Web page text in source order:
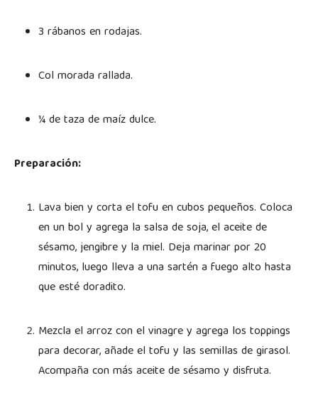
3 rábanos en rodajas.
Col morada rallada.
¼ de taza de maíz dulce.
Preparación:
Lava bien y corta el tofu en cubos pequeños. Coloca
en un bol y agrega la salsa de soja, el aceite de
sésamo, jengibre y la miel. Deja marinar por 20
minutos, luego lleva a una sartén a fuego alto hasta
que esté doradito.
Mezcla el arroz con el vinagre y agrega los toppings
para decorar, añade el tofu y las semillas de girasol.
Acompaña con más aceite de sésamo y disfruta.